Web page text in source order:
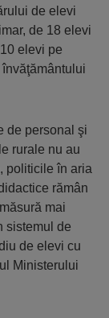
de elevi
de 18 elevi
elevi pe
de personal şi
rurale nu au
politicile în aria
rămân
mai
sistemul de
de elevi cu
Ministerului